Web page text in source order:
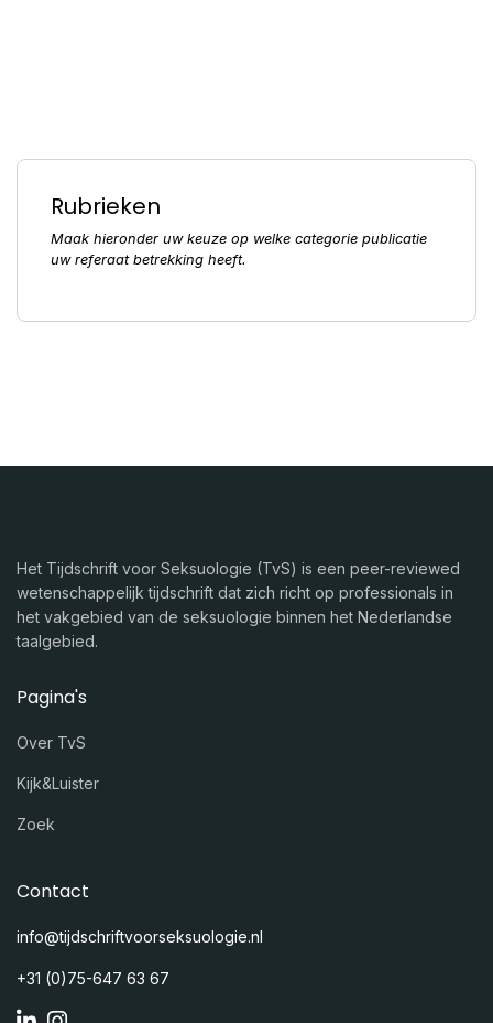
Rubrieken
Maak hieronder uw keuze op welke categorie publicatie
uw referaat betrekking heeft.
Het Tijdschrift voor Seksuologie (TvS) is een peer-reviewed
wetenschappelijk tijdschrift dat zich richt op professionals in
het vakgebied van de seksuologie binnen het Nederlandse
taalgebied.
Pagina's
Over TvS
Kijk&Luister
Zoek
Contact
info@tijdschriftvoorseksuologie.nl
+31 (0)75-647 63 67